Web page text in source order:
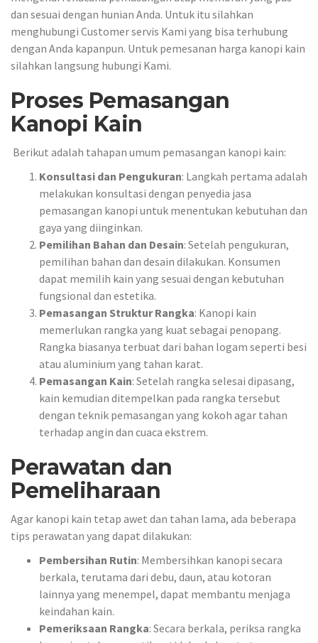
dan sesuai dengan hunian Anda. Untuk itu silahkan
menghubungi Customer servis Kami yang bisa terhubung
dengan Anda kapanpun. Untuk pemesanan harga kanopi kain
silahkan langsung hubungi Kami.
Proses Pemasangan
Kanopi Kain
Berikut adalah tahapan umum pemasangan kanopi kain:
Konsultasi dan Pengukuran: Langkah pertama adalah
melakukan konsultasi dengan penyedia jasa
pemasangan kanopi untuk menentukan kebutuhan dan
gaya yang diinginkan.
Pemilihan Bahan dan Desain: Setelah pengukuran,
pemilihan bahan dan desain dilakukan. Konsumen
dapat memilih kain yang sesuai dengan kebutuhan
fungsional dan estetika.
Pemasangan Struktur Rangka: Kanopi kain
memerlukan rangka yang kuat sebagai penopang.
Rangka biasanya terbuat dari bahan logam seperti besi
atau aluminium yang tahan karat.
Pemasangan Kain: Setelah rangka selesai dipasang,
kain kemudian ditempelkan pada rangka tersebut
dengan teknik pemasangan yang kokoh agar tahan
terhadap angin dan cuaca ekstrem.
Perawatan dan
Pemeliharaan
Agar kanopi kain tetap awet dan tahan lama, ada beberapa
tips perawatan yang dapat dilakukan:
Pembersihan Rutin: Membersihkan kanopi secara
berkala, terutama dari debu, daun, atau kotoran
lainnya yang menempel, dapat membantu menjaga
keindahan kain.
Pemeriksaan Rangka: Secara berkala, periksa rangka